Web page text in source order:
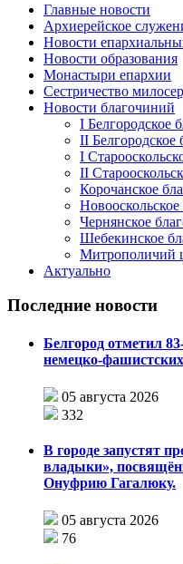
Главные новости
Архиерейское
Новости
Новости образования
Монастыри епархии
Сестричество
Новости благочиний
I Белгородское
II Белгородское
I
II
Корочанское
Чернянское
Шебекинское
Митрополичий
Актуально
Последние новости
Белгород отметил
немецко-
05 августа 2026
332
В городе запустят
владыки»,
Онуфрию Гагалюку.
05 августа 2026
76